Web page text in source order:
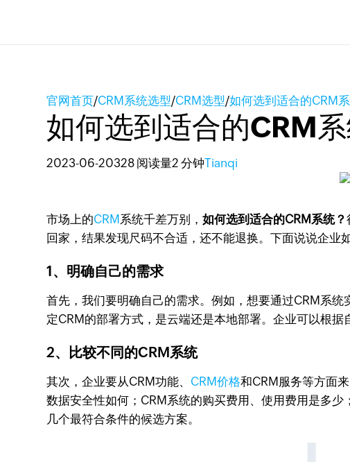
官网首页/CRM系统选型/CRM选型/如何选到适合的CRM
如何选到适合的CRM
2023-06-20328 阅读量2 分钟Tianqi
市场上的CRM 系统千差万别，如何选到适合的CRM系统？
回家，结果发现尺码不合适，还不能退换。下面说说企业
1、明确自己的需求
首先，我们要明确自己的需求。例如，想要通过CRM系
定CRM的部署方式，是云端还是本地部署。企业可以根
2、比较不同的CRM系统
其次，企业要从CRM功能、 CRM价格和CRM服务等方面
数据安全性如何；CRM系统的购买费用、使用费用是多
几个最符合条件的候选方案。